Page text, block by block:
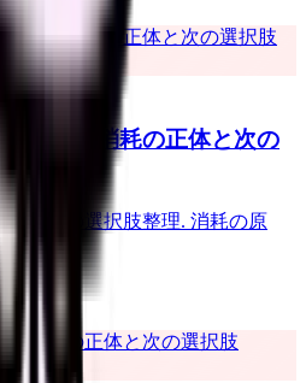
師へ｜消耗の正体と次の
ための選択肢整理. 消耗の原
ート.